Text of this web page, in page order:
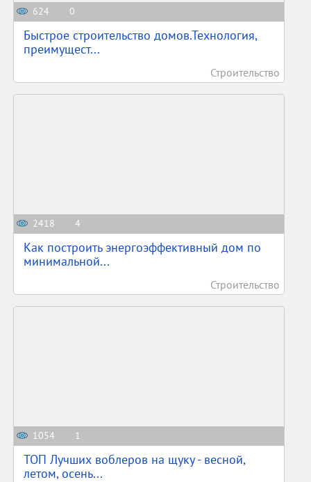
624 0
Быстрое строительство домов.Технология,
преимущест...
Строительство
2418 4
Как построить энергоэффективный дом по
минимальной...
Строительство
1054 1
ТОП Лучших воблеров на щуку - весной,
летом, осень...